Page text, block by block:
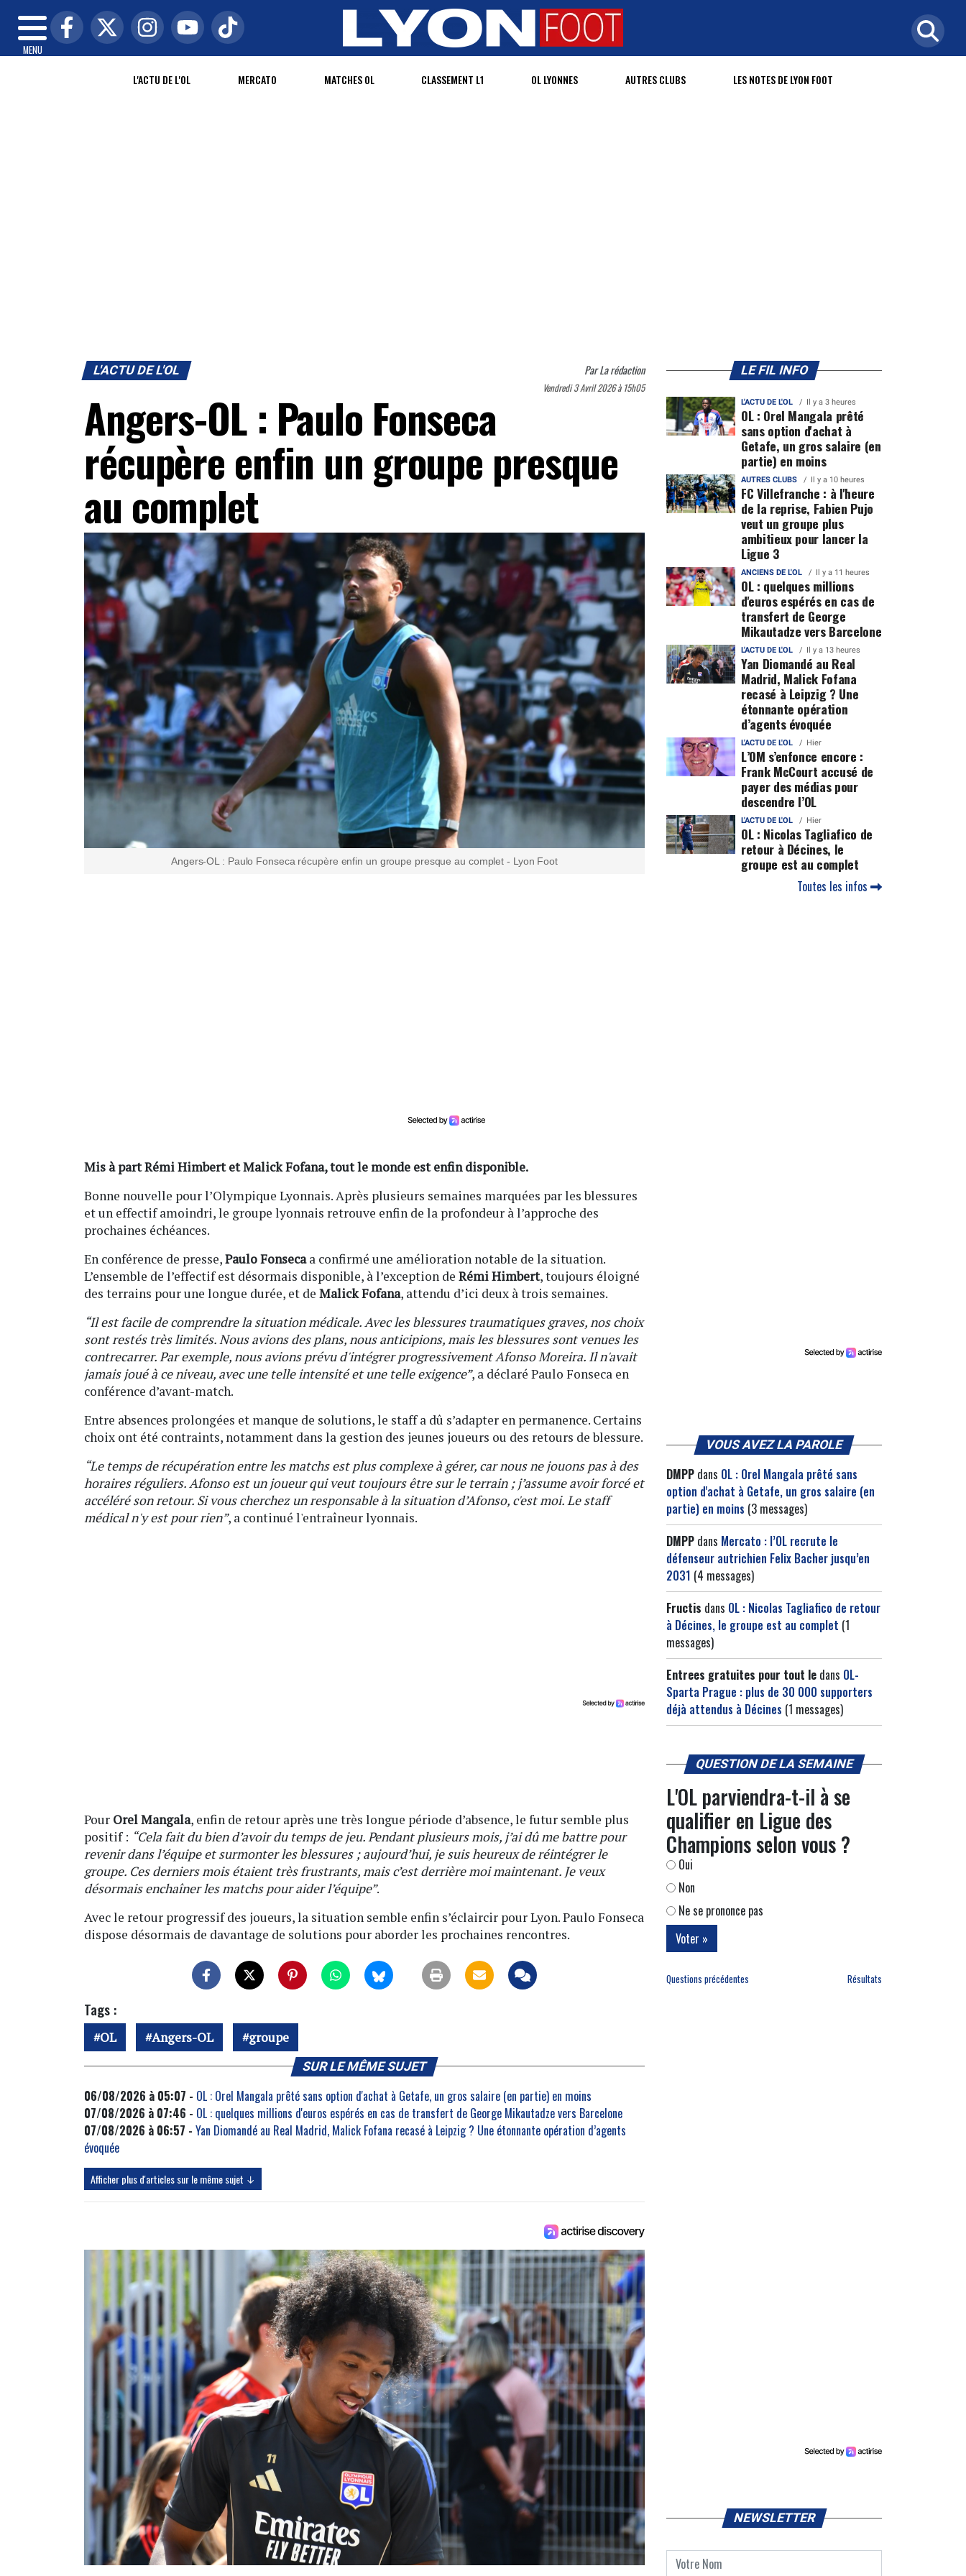
MENU
L'ACTU DE L'OL MERCATO MATCHES OL CLASSEMENT L1 OL LYONNES AUTRES CLUBS LES NOTES DE LYON FOOT
L'ACTU DE L'OL ParLa rédaction
Vendredi 3 Avril 2026 à 15h05
Angers-OL : Paulo Fonseca
récupère enfin un groupe presque
au complet
Angers-OL : Paulo Fonseca récupère enfin un groupe presque au complet - Lyon Foot
Mis à part Rémi Himbert et Malick Fofana, tout le monde est enfin disponible.
Bonne nouvelle pour l’Olympique Lyonnais. Après plusieurs semaines marquées par les blessures
et un effectif amoindri, le groupe lyonnais retrouve enfin de la profondeur à l’approche des
prochaines échéances.
En conférence de presse,Paulo Fonsecaa confirmé une amélioration notable de la situation.
L’ensemble de l’effectif est désormais disponible, à l’exception de Rémi Himbert, toujours éloigné
des terrains pour une longue durée, et de Malick Fofana, attendu d’ici deux à trois semaines.
“Il est facile de comprendre la situation médicale. Avec les blessures traumatiques graves, nos choix
sont restés très limités. Nous avions des plans, nous anticipions, mais les blessures sont venues les
contrecarrer. Par exemple, nous avions prévu d'intégrer progressivement Afonso Moreira. Il n'avait
jamais joué à ce niveau, avec une telle intensité et une telle exigence”, a déclaré Paulo Fonseca en
conférence d’avant-match.
Entre absences prolongées et manque de solutions, le staff a dû s’adapter en permanence. Certains
choix ont été contraints, notamment dans la gestion des jeunes joueurs ou des retours de blessure.
“Le temps de récupération entre les matchs est plus complexe à gérer, car nous ne jouons pas à des
horaires réguliers. Afonso est un joueur qui veut toujours être sur le terrain ; j’assume avoir forcé et
accéléré son retour. Si vous cherchez un responsable à la situation d’Afonso, c'est moi. Le staff
médical n'y est pour rien”, a continué l'entraîneur lyonnais.
Pour Orel Mangala, enfin de retour après une très longue période d’absence, le futur semble plus
positif : “Cela fait du bien d’avoir du temps de jeu. Pendant plusieurs mois, j’ai dû me battre pour
revenir dans l’équipe et surmonter les blessures ; aujourd’hui, je suis heureux de réintégrer le
groupe. Ces derniers mois étaient très frustrants, mais c’est derrière moi maintenant. Je veux
désormais enchaîner les matchs pour aider l’équipe”.
Avec le retour progressif des joueurs, la situation semble enfin s’éclaircir pour Lyon. Paulo Fonseca
dispose désormais de davantage de solutions pour aborder les prochaines rencontres.
Tags :
OL Angers-OL groupe
SUR LE MÊME SUJET
06/08/2026 à 05:07 - OL : Orel Mangala prêté sans option d'achat à Getafe, un gros salaire (en partie) en moins
07/08/2026 à 07:46 - OL : quelques millions d'euros espérés en cas de transfert de George Mikautadze vers Barcelone
07/08/2026 à 06:57 - Yan Diomandé au Real Madrid, Malick Fofana recasé à Leipzig ? Une étonnante opération d’agents
évoquée
Afficher plus d'articles sur le même sujet ↓
LE FIL INFO
L'ACTU DE L'OL Il y a 3 heures
OL : Orel Mangala prêté
sans option d'achat à
Getafe, un gros salaire (en
partie) en moins
AUTRES CLUBS Il y a 10 heures
FC Villefranche : à l'heure
de la reprise, Fabien Pujo
veut un groupe plus
ambitieux pour lancer la
Ligue 3
ANCIENS DE L'OL Il y a 11 heures
OL : quelques millions
d'euros espérés en cas de
transfert de George
Mikautadze vers Barcelone
L'ACTU DE L'OL Il y a 13 heures
Yan Diomandé au Real
Madrid, Malick Fofana
recasé à Leipzig ? Une
étonnante opération
d’agents évoquée
L'ACTU DE L'OL Hier
L’OM s’enfonce encore :
Frank McCourt accusé de
payer des médias pour
descendre l’OL
L'ACTU DE L'OL Hier
OL : Nicolas Tagliafico de
retour à Décines, le
groupe est au complet
Toutes les infos
VOUS AVEZ LA PAROLE
DMPP dans OL : Orel Mangala prêté sans
option d'achat à Getafe, un gros salaire (en
partie) en moins (3 messages)
DMPP dans Mercato : l’OL recrute le
défenseur autrichien Felix Bacher jusqu’en
2031 (4 messages)
Fructis dans OL : Nicolas Tagliafico de retour
à Décines, le groupe est au complet (1
messages)
Entrees gratuites pour tout le dans OL-
Sparta Prague : plus de 30 000 supporters
déjà attendus à Décines (1 messages)
QUESTION DE LA SEMAINE
L'OL parviendra-t-il à se
qualifier en Ligue des
Champions selon vous ?
Oui
Non
Ne se prononce pas
Questions précédentes Résultats
NEWSLETTER